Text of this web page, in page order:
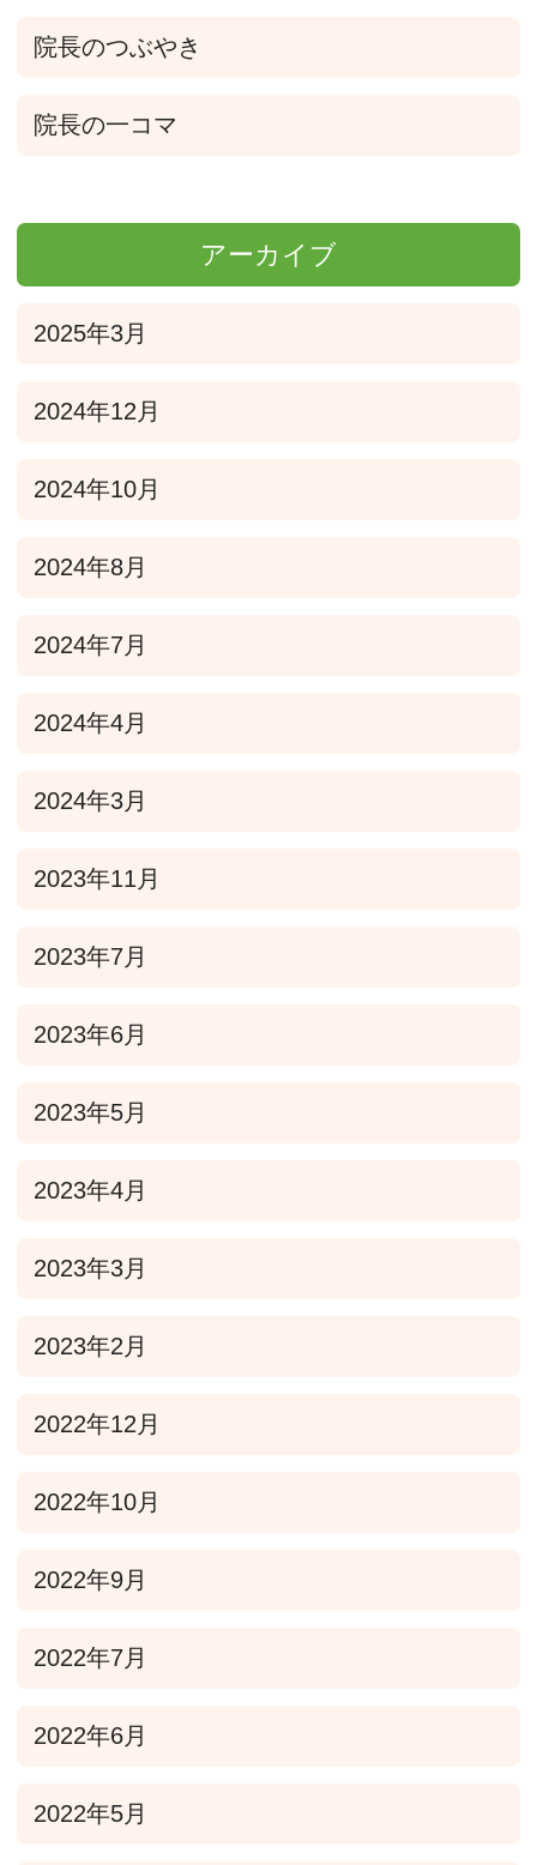
院長のつぶやき
院長の一コマ
アーカイブ
2025年3月
2024年12月
2024年10月
2024年8月
2024年7月
2024年4月
2024年3月
2023年11月
2023年7月
2023年6月
2023年5月
2023年4月
2023年3月
2023年2月
2022年12月
2022年10月
2022年9月
2022年7月
2022年6月
2022年5月